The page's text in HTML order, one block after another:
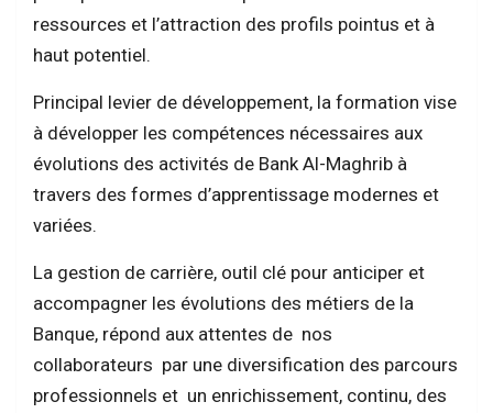
ressources et l’attraction des profils pointus et à
haut potentiel.
Principal levier de développement, la formation vise
à développer les compétences nécessaires aux
évolutions des activités de Bank Al-Maghrib à
travers des formes d’apprentissage modernes et
variées.
La gestion de carrière, outil clé pour anticiper et
accompagner les évolutions des métiers de la
Banque, répond aux attentes de nos
collaborateurs par une diversification des parcours
professionnels et un enrichissement, continu, des